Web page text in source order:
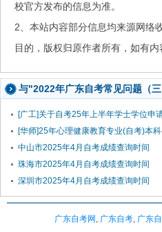
校官方发布的信息为准。
2、本站内容部分信息均来源网络
目的，版权归原作者所有，如有
与"2022年广东自考常见问题（
[广工]关于自考25年上半年学士学位申
[华师]25年心理健康教育专业(自考)本
中山市2025年4月自考成绩查询时间
珠海市2025年4月自考成绩查询时间
深圳市2025年4月自考成绩查询时间
广东自考网 , 广东自考, 广东